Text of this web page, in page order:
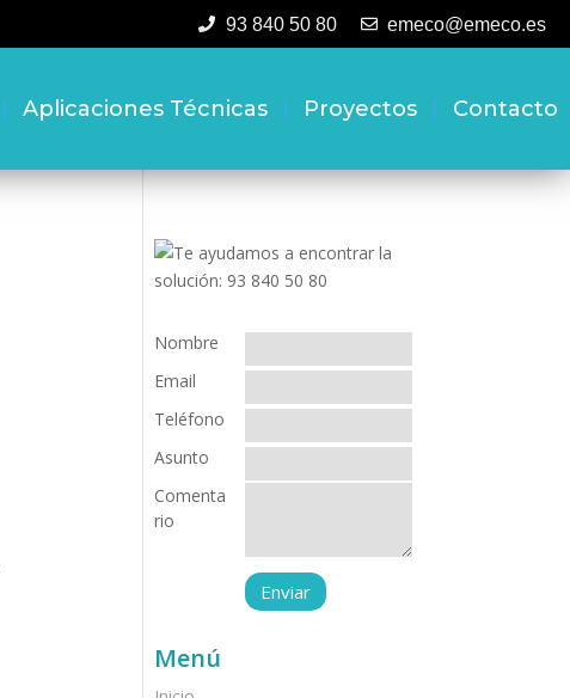
93 840 50 80 emeco@emeco.es
Aplicaciones Técnicas Proyectos Contacto
Nombre
Email
Teléfono
Asunto
Comenta
rio
Menú